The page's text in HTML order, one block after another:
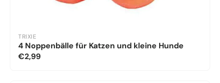
TRIXIE
4 Noppenbälle für Katzen und kleine Hunde
€2,99